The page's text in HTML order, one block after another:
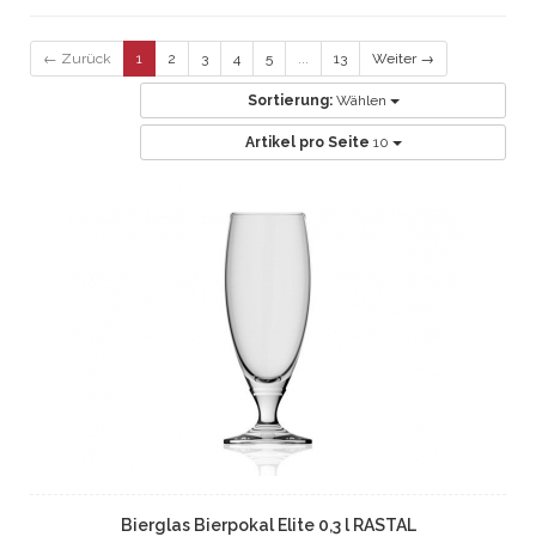
← Zurück 1 2 3 4 5 ... 13 Weiter →
Sortierung: Wählen
Artikel pro Seite 10
Bierglas Bierpokal Elite 0,3 l RASTAL